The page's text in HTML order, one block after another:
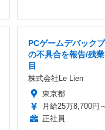
PCゲームデバック
の不具合を報告/残
目
株式会社Le Lien
東京都
月給25万8,700円
正社員